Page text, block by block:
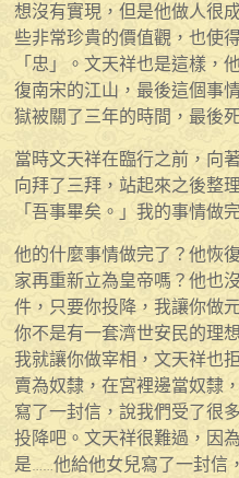
想沒有實現，但是他做人很
些非常珍貴的價值觀，也使
「忠」。文天祥也是這樣，
復南宋的江山，最後這個事
獄被關了三年的時間，最後
當時文天祥在臨行之前，向
向拜了三拜，站起來之後整
「吾事畢矣。」我的事情做
他的什麼事情做完了？他恢
家再重新立為皇帝嗎？他也
件，只要你投降，我讓你做
你不是有一套濟世安民的理
我就讓你做宰相，文天祥也
賣為奴隸，在宮裡邊當奴隸
寫了一封信，說我們受了很
投降吧。文天祥很難過，因
是……他給他女兒寫了一封信